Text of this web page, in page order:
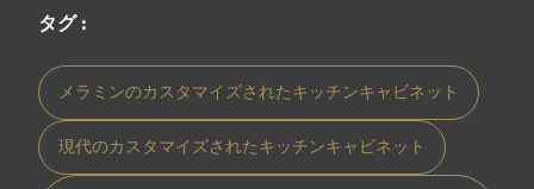
タグ :
メラミンのカスタマイズされたキッチンキャビネット
現代のカスタマイズされたキッチンキャビネット